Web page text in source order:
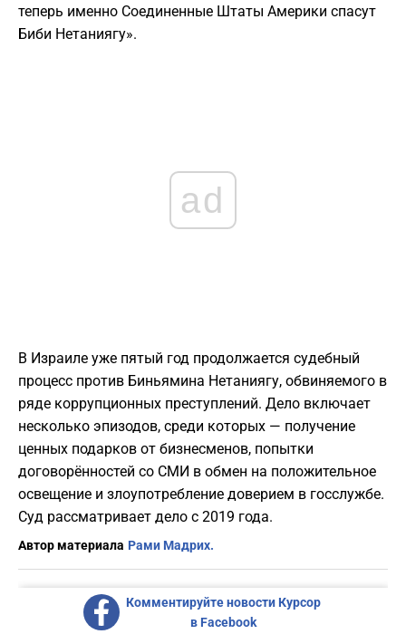
теперь именно Соединенные Штаты Америки спасут
Биби Нетаниягу».
ad
В Израиле уже пятый год продолжается судебный
процесс против Биньямина Нетаниягу, обвиняемого в
ряде коррупционных преступлений. Дело включает
несколько эпизодов, среди которых — получение
ценных подарков от бизнесменов, попытки
договорённостей со СМИ в обмен на положительное
освещение и злоупотребление доверием в госслужбе.
Суд рассматривает дело с 2019 года.
Автор материала Рами Мадрих.
Комментируйте новости Курсор
в Facebook